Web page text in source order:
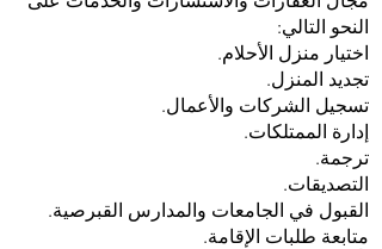
النحو التالي:
اختيار منزل الأحلام.
تجديد المنزل.
تسجيل الشركات والأعمال.
إدارة الممتلكات.
ترجمة.
التصديقات.
القبول في الجامعات والمدارس القبرصية.
متابعة طلبات الإقامة.